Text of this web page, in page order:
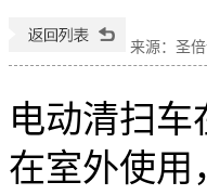
来源：圣
电动清扫
在室外使用